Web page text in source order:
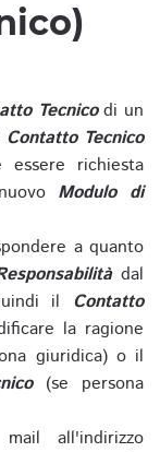
Tecnicodi un
Contatto Tecnico
richiesta
Modulo di
a quanto
dal
il Contatto
la ragione
giuridica) o il
(se persona
all'indirizzo